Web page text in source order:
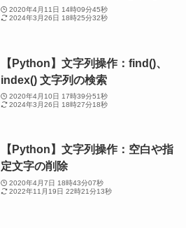
2020年4月11日 14時09分45秒
2024年3月26日 18時25分32秒
【Python】文字列操作：find()、
index() 文字列の検索
2020年4月10日 17時39分51秒
2024年3月26日 18時27分18秒
【Python】文字列操作：空白や指
定文字の削除
2020年4月7日 18時43分07秒
2022年11月19日 22時21分13秒